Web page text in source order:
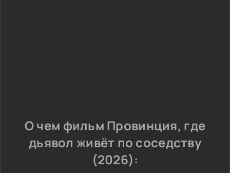
О чем фильм Провинция, где
дьявол живёт по соседству
(2026):